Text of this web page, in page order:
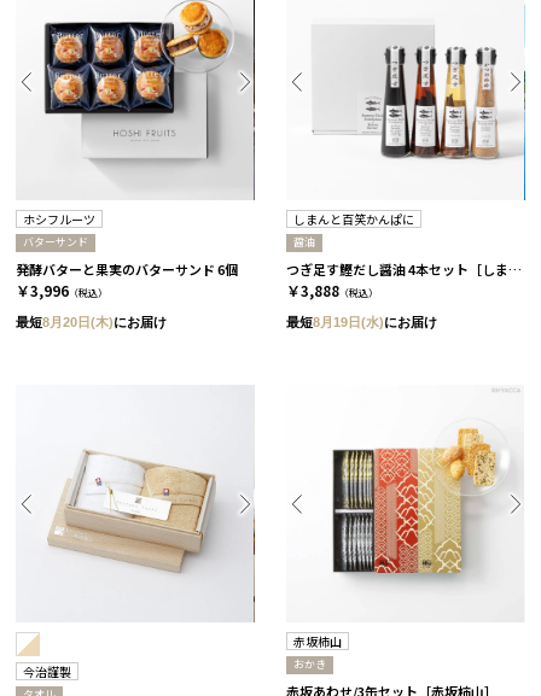
ホシフルーツ
バターサンド
発酵バターと果実のバターサンド 6個
￥3,996 （税込）
最短8月20日(木)にお届け
しまんと百笑かんぱに
醤油
つぎ足す鰹だし醤油 4本セット［しまんと百笑かんぱに］
￥3,888 （税込）
最短8月19日(水)にお届け
今治謹製
赤坂柿山
おかき
赤坂あわせ/3缶セット［赤坂柿山］